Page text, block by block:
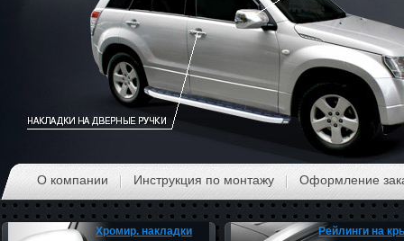
О компании Инструкция по монтажу Оформление
Хромир. накладки Рейлинги на